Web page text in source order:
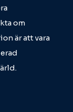
om
är att vara